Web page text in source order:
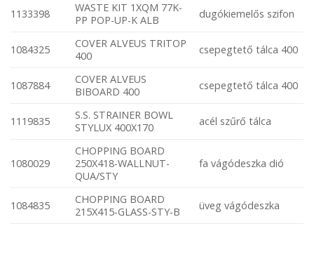
1133398
WASTE KIT 1XQM 77K-
PP POP-UP-K ALB
dugókiemelős szifon
1084325
COVER ALVEUS TRITOP
400
csepegtető tálca 400
1087884
COVER ALVEUS
BIBOARD 400
csepegtető tálca 400
1119835
S.S. STRAINER BOWL
STYLUX 400X170
acél szűrő tálca
1080029
CHOPPING BOARD
250X418-WALLNUT-
QUA/STY
fa vágódeszka dió
1084835
CHOPPING BOARD
215X415-GLASS-STY-B
üveg vágódeszka